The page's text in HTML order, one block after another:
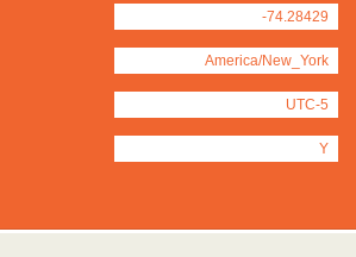
-74.28429
America/New_York
UTC-5
Y